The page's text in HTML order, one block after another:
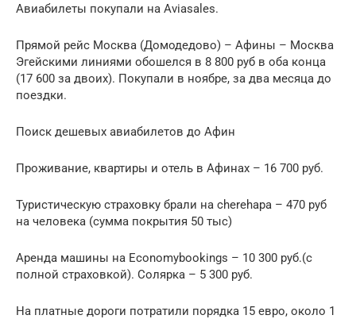
Авиабилеты покупали на Aviasales.
Прямой рейс Москва (Домодедово) – Афины – Москва
Эгейскими линиями обошелся в 8 800 руб в оба конца
(17 600 за двоих). Покупали в ноябре, за два месяца до
поездки.
Поиск дешевых авиабилетов до Афин
Проживание, квартиры и отель в Афинах – 16 700 руб.
Туристическую страховку брали на cherehapa – 470 руб
на человека (сумма покрытия 50 тыс)
Аренда машины на Economybookings – 10 300 руб.(с
полной страховкой). Солярка – 5 300 руб.
На платные дороги потратили порядка 15 евро, около 1